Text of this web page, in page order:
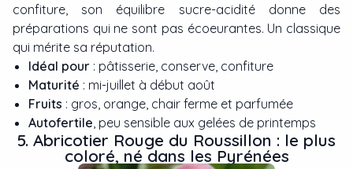
confiture, son équilibre sucre-acidité donne des
préparations qui ne sont pas écoeurantes. Un classique
qui mérite sa réputation.
Idéal pour : pâtisserie, conserve, confiture
Maturité : mi-juillet à début août
Fruits : gros, orange, chair ferme et parfumée
Autofertile , peu sensible aux gelées de printemps
5. Abricotier Rouge du Roussillon : le plus
coloré, né dans les Pyrénées